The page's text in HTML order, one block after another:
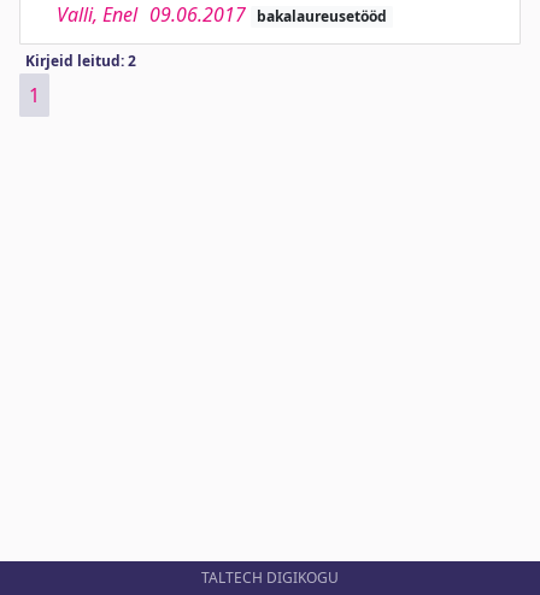
Valli, Enel 09.06.2017 bakalaureusetööd
Kirjeid leitud: 2
1
TALTECH DIGIKOGU